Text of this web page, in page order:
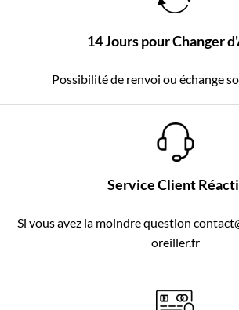
14 Jours pour Changer
Possibilité de renvoi ou échange
Service Client
Si vous avez la moindre question
oreiller.fr